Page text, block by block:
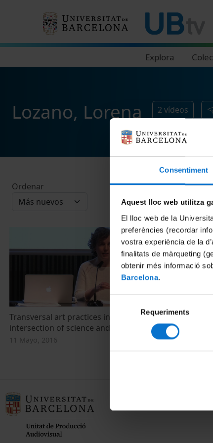
Consentiment
Aquest lloc web utilitza
El lloc web de la
preferències (recordar
vostra experiència de la
finalitats de màrqueting
obtenir més informació
Barcelona.
consentiment
Requeriments
Explora
Lozano, Lorena 2 vídeos
Ordenar
Transversal art practices in the
intersection of science and humanities
11 Mayo, 2016
Panel 4.
11 Mayo,